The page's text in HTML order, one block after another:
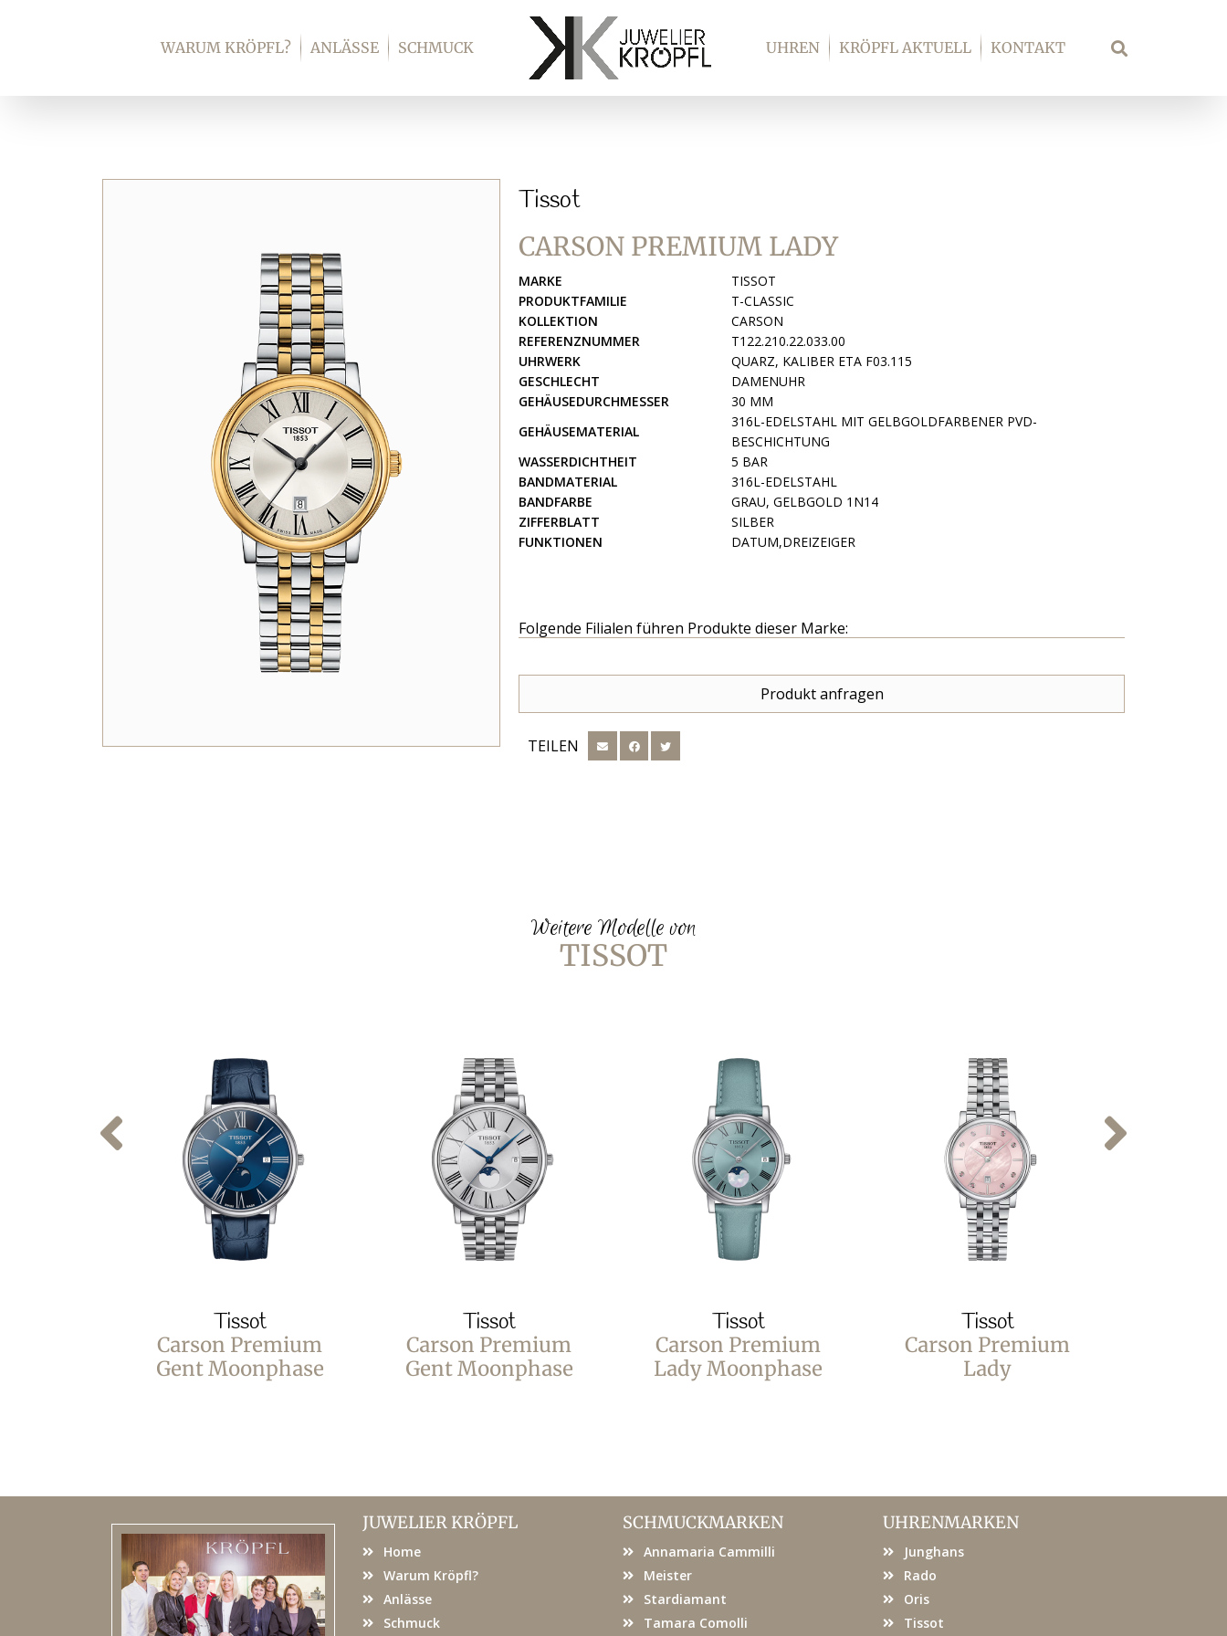
WARUM KRÖPFL? ANLÄSSE SCHMUCK UHREN KRÖPFL AKTUELL KONTAKT Suche
Tissot
CARSON PREMIUM LADY
MARKE
TISSOT
PRODUKTFAMILIE
T-CLASSIC
KOLLEKTION
CARSON
REFERENZNUMMER
T122.210.22.033.00
UHRWERK
QUARZ, KALIBER ETA F03.115
GESCHLECHT
DAMENUHR
GEHÄUSEDURCHMESSER
30 MM
GEHÄUSEMATERIAL
316L-EDELSTAHL MIT GELBGOLDFARBENER PVD-
BESCHICHTUNG
WASSERDICHTHEIT
5 BAR
BANDMATERIAL
316L-EDELSTAHL
BANDFARBE
GRAU, GELBGOLD 1N14
ZIFFERBLATT
SILBER
FUNKTIONEN
DATUM,DREIZEIGER
Folgende Filialen führen Produkte dieser Marke:
Produkt anfragen
TEILEN
Weitere Modelle von
TISSOT
Tissot
Carson Premium
Gent Moonphase
Tissot
Carson Premium
Gent Moonphase
Tissot
Carson Premium
Lady Moonphase
Tissot
Carson Premium
Lady
JUWELIER KRÖPFL
Home
Warum Kröpfl?
Anlässe
Schmuck
SCHMUCKMARKEN
Annamaria Cammilli
Meister
Stardiamant
Tamara Comolli
UHRENMARKEN
Junghans
Rado
Oris
Tissot